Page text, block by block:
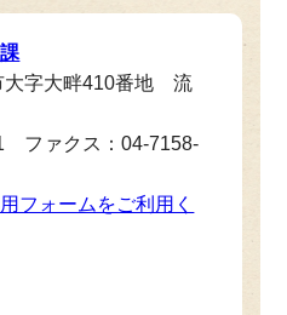
字大畔410番地 流
ファクス：04-7158-
フォームをご利用く